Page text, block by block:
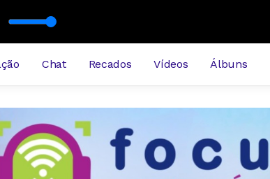
Chat Recados Vídeos Álbuns